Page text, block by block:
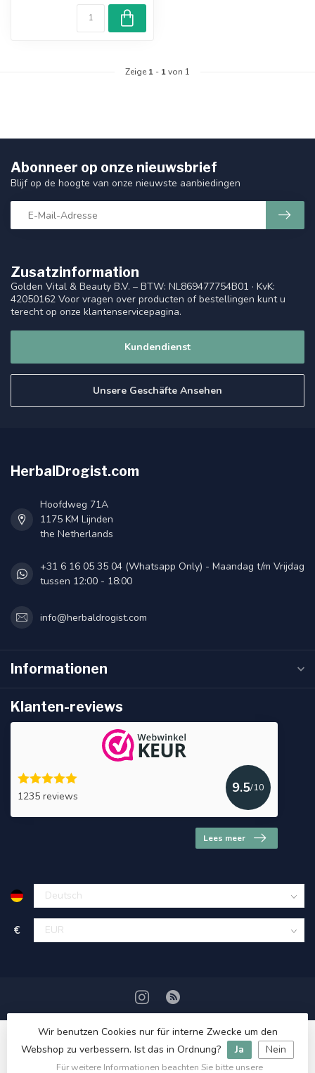
Zeige 1 - 1von 1
Zusatzinformation
Golden Vital & Beauty B.V. – BTW: NL869477754B01 · KvK:
42050162 Voor vragen over producten of bestellingen kunt u
terecht op onze klantenservicepagina.
Kundendienst
Unsere Geschäfte Ansehen
Abonneer op onze nieuwsbrief
Blijf op de hoogte van onze nieuwste aanbiedingen
HerbalDrogist.com
Hoofdweg 71A
1175 KM Lijnden
the Netherlands
+31 6 16 05 35 04 (Whatsapp Only) - Maandag t/m Vrijdag
tussen 12:00 - 18:00
info@herbaldrogist.com
Informationen
Klanten-reviews
1235 reviews
9.5/10
Lees meer
€
Wir benutzen Cookies nur für interne Zwecke um den
Webshop zu verbessern. Ist das in Ordnung?
Ja Nein
Für weitere Informationen beachten Sie bitte unsere